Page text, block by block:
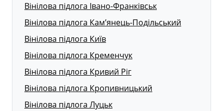
Вінілова підлога Івано-Франківськ
Вінілова підлога Кам’янець-Подільський
Вінілова підлога Київ
Вінілова підлога Кременчук
Вінілова підлога Кривий Ріг
Вінілова підлога Кропивницький
Вінілова підлога Луцьк